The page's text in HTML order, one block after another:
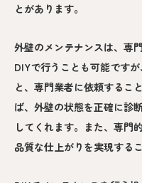
とがあります。
外壁のメンテナンスは、専
DIYで行うことも可能です
と、専門業者に依頼するこ
ば、外壁の状態を正確に診
してくれます。また、専門
品質な仕上がりを実現する